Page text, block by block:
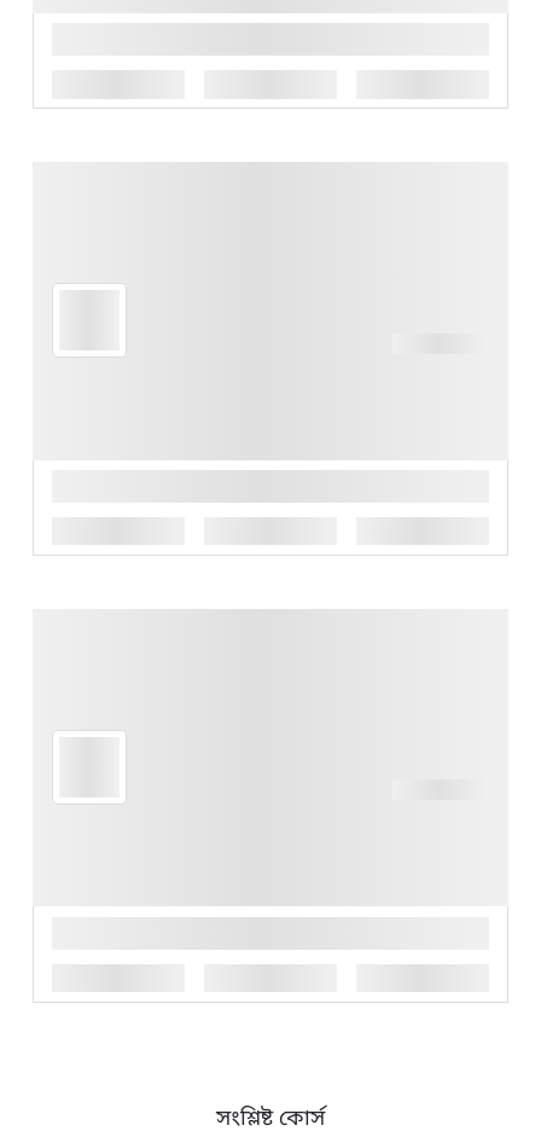
সংশ্লিষ্ট কোর্স